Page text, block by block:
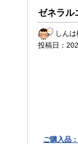
ゼネラル
しんは
投稿日：
ご購入品